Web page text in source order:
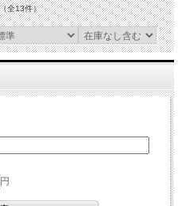
全13件）
円